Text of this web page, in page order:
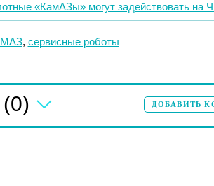
«КамАЗы» могут задействовать на
, сервисные роботы
(0) ДОБАВИТЬ